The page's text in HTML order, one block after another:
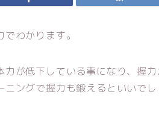
わかります。
力が低下している事になり、握
ングで握力も鍛えるといいでし